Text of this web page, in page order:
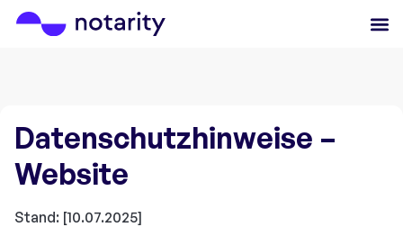
Datenschutzhinweise –
Website
Stand: [10.07.2025]